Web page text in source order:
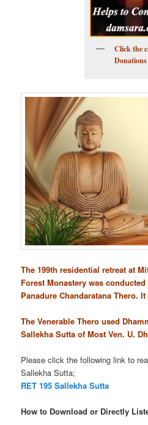
Click the
Donations
The 199th residential retreat at
Forest Monastery was
Panadure Chandaratana Thero.
The Venerable Thero used
Sallekha Sutta of Most Ven. U.
Please click the following link to
Sallekha Sutta;
RET 195 Sallekha Sutta
How to Download or Directly